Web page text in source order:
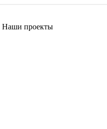
Наши проекты